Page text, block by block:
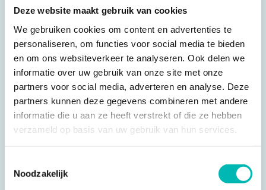
Deze website maakt gebruik van cookies
We gebruiken cookies om content en advertenties te
personaliseren, om functies voor social media te bieden
en om ons websiteverkeer te analyseren. Ook delen we
informatie over uw gebruik van onze site met onze
partners voor social media, adverteren en analyse. Deze
partners kunnen deze gegevens combineren met andere
informatie die u aan ze heeft verstrekt of die ze hebben
verzameld op basis van uw gebruik van hun services.
Noodzakelijk
19 FEB 2025
Uitnodiging SBCL Symposium 16 april